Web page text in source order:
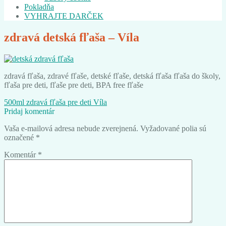
Pokladňa
VYHRAJTE DARČEK
zdravá detská fľaša – Víla
zdravá fľaša, zdravé fľaše, detské fľaše, detská fľaša fľaša do školy,
fľaša pre deti, fľaše pre deti, BPA free fľaše
Navigácia
v
článku
Predchádzajúci
článok:
500ml zdravá fľaša pre deti Víla
Pridaj komentár
Vaša e-mailová adresa nebude zverejnená. Vyžadované polia sú
označené *
Komentár *